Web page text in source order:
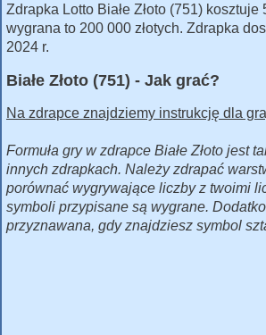
Zdrapka Lotto Białe Złoto (751) kosztuje
wygrana to 200 000 złotych. Zdrapka
2024 r.
Białe Złoto (751) - Jak grać?
Na zdrapce znajdziemy instrukcję dla
Formuła gry w zdrapce Białe Złoto jest
innych zdrapkach. Należy zdrapać
porównać wygrywające liczby z twoimi
symboli przypisane są wygrane.
przyznawana, gdy znajdziesz symbol